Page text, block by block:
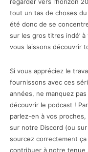
tout un tas de choses du
été donc de se
sur les gros titres indé’
vous laissons découvrir
Si vous appréciez le
fournissons avec ces
années, ne manquez
découvrir le podcast !
parlez-en à vos
sur notre Discord (ou
sourcez correctement
contribuer à notre tenue